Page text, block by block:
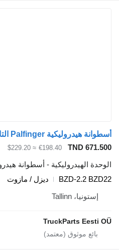
TND
€198.40
≈ $229.20
الهيدروليكية - أسطوانة هيدروليكية
BZD-2.2
ديزل / مازوت
إستونيا، Tallinn
TruckParts Eesti